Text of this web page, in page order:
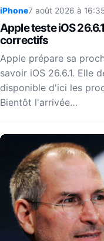
iPhone7 août 2026 à
Apple teste iOS
correctifs
Apple prépare sa
savoir iOS 26.6.1. Elle
disponible d'ici les
Bientôt l'arrivée…